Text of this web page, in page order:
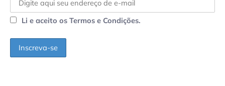
Li e aceito os Termos e Condições.